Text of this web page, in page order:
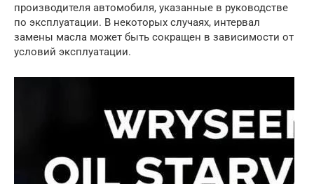
производителя автомобиля, указанные в руководстве
по эксплуатации. В некоторых случаях, интервал
замены масла может быть сокращен в зависимости от
условий эксплуатации.